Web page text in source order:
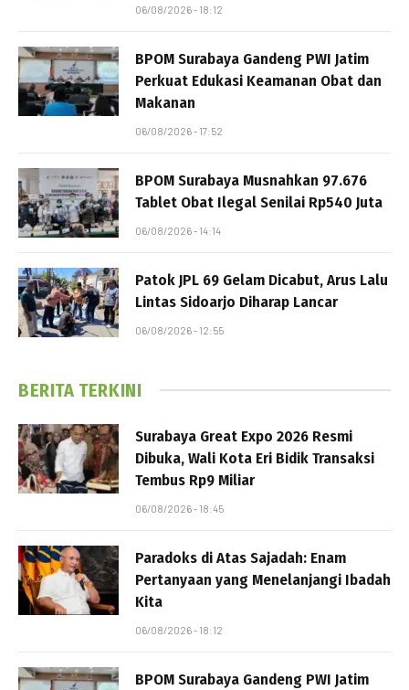
06/08/2026 - 18:12
BPOM Surabaya Gandeng PWI Jatim
Perkuat Edukasi Keamanan Obat dan
Makanan
06/08/2026 - 17:52
BPOM Surabaya Musnahkan 97.676
Tablet Obat Ilegal Senilai Rp540 Juta
06/08/2026 - 14:14
Patok JPL 69 Gelam Dicabut, Arus Lalu
Lintas Sidoarjo Diharap Lancar
06/08/2026 - 12:55
BERITA TERKINI
Surabaya Great Expo 2026 Resmi
Dibuka, Wali Kota Eri Bidik Transaksi
Tembus Rp9 Miliar
06/08/2026 - 18:45
Paradoks di Atas Sajadah: Enam
Pertanyaan yang Menelanjangi Ibadah
Kita
06/08/2026 - 18:12
BPOM Surabaya Gandeng PWI Jatim